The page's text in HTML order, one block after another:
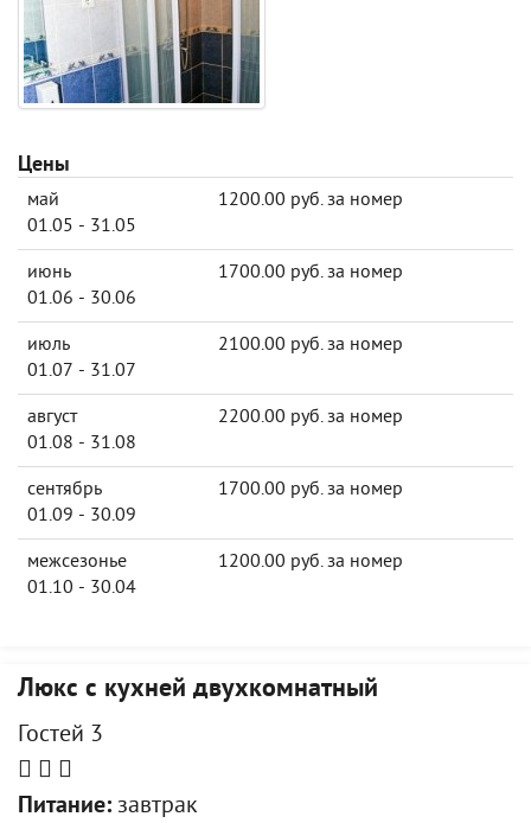
Цены
май
01.05 - 31.05
1200.00 руб. за номер
июнь
01.06 - 30.06
1700.00 руб. за номер
июль
01.07 - 31.07
2100.00 руб. за номер
август
01.08 - 31.08
2200.00 руб. за номер
сентябрь
01.09 - 30.09
1700.00 руб. за номер
межсезонье
01.10 - 30.04
1200.00 руб. за номер
Люкс с кухней двухкомнатный
Гостей 3
Питание: завтрак